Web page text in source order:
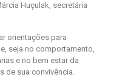
Huçulak, secretária
orientações para
seja no comportamento,
e no bem estar da
de sua convivência.